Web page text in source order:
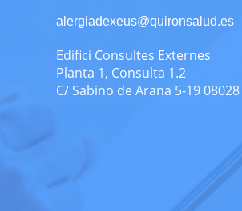
alergiadexeus@quironsalud.es
Edifici Consultes Externes
Planta 1, Consulta 1.2
C/ Sabino de Arana 5-19 08028